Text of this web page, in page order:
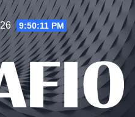
9:50:11 PM